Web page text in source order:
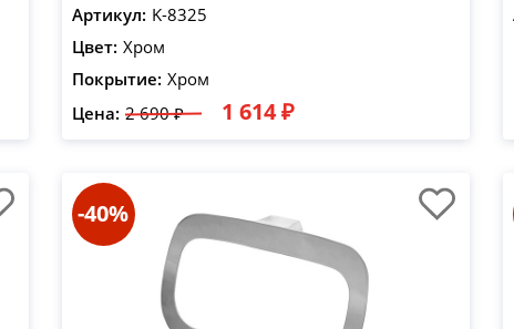
Артикул: K-8325
Цвет: Хром
Покрытие: Хром
Цена: 2 690 ₽ 1 614 ₽
-40%